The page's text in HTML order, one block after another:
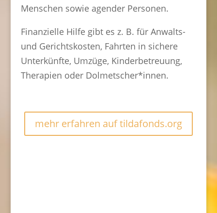
Menschen sowie agender Personen.
Finanzielle Hilfe gibt es z. B. für Anwalts-
und Gerichtskosten, Fahrten in sichere
Unterkünfte, Umzüge, Kinderbetreuung,
Therapien oder Dolmetscher*innen.
mehr erfahren auf tildafonds.org